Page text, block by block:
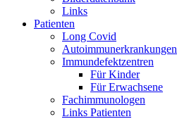
Links
Patienten
Long Covid
Autoimmunerkrankungen
Immundefektzentren
Für Kinder
Für Erwachsene
Fachimmunologen
Links Patienten